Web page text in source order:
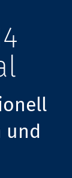
und